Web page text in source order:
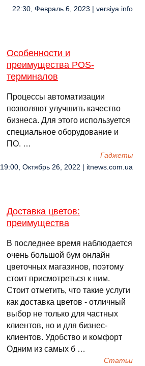
22:30, Февраль 6, 2023 | versiya.info
Особенности и
преимущества POS-
терминалов
Процессы автоматизации
позволяют улучшить качество
бизнеса. Для этого используется
специальное оборудование и
ПО. …
Гаджеты
19:00, Октябрь 26, 2022 | itnews.com.ua
Доставка цветов:
преимущества
В последнее время наблюдается
очень большой бум онлайн
цветочных магазинов, поэтому
стоит присмотреться к ним.
Стоит отметить, что такие услуги
как доставка цветов - отличный
выбор не только для частных
клиентов, но и для бизнес-
клиентов. Удобство и комфорт
Одним из самых б …
Cтатьи